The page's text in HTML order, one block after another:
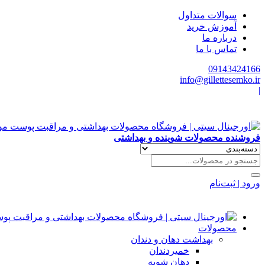
سوالات متداول
آموزش خرید
درباره ما
تماس با ما
09143424166
info@gillettesemko.ir
|
فروشنده محصولات شوینده و بهداشتی
ورود | ثبت‌نام
محصولات
بهداشت دهان و دندان
خمیردندان
دهان شویه